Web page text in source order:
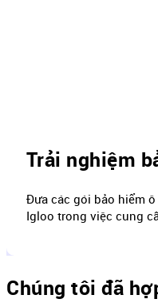
Trải nghiệm
Đưa các gói bảo hiểm
Igloo trong việc cung
Chúng tôi đã